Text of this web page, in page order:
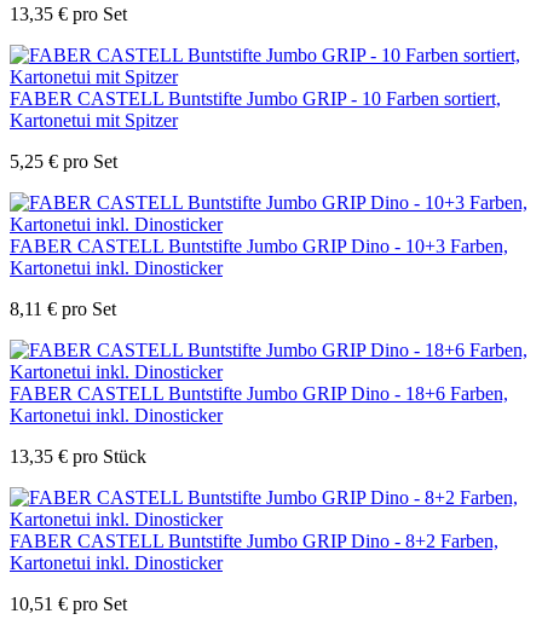
13,35 € pro Set
FABER CASTELL Buntstifte Jumbo GRIP - 10 Farben sortiert,
Kartonetui mit Spitzer
5,25 € pro Set
FABER CASTELL Buntstifte Jumbo GRIP Dino - 10+3 Farben,
Kartonetui inkl. Dinosticker
8,11 € pro Set
FABER CASTELL Buntstifte Jumbo GRIP Dino - 18+6 Farben,
Kartonetui inkl. Dinosticker
13,35 € pro Stück
FABER CASTELL Buntstifte Jumbo GRIP Dino - 8+2 Farben,
Kartonetui inkl. Dinosticker
10,51 € pro Set